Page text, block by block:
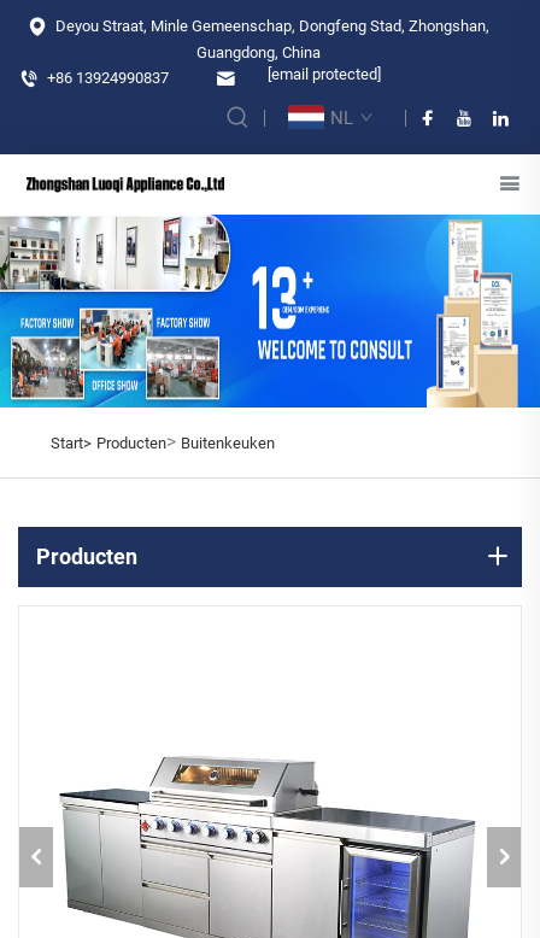
Deyou Straat, Minle Gemeenschap, Dongfeng Stad, Zhongshan,
Guangdong, China
+86 13924990837
[email protected]
NL
Start> Producten> Buitenkeuken
Producten